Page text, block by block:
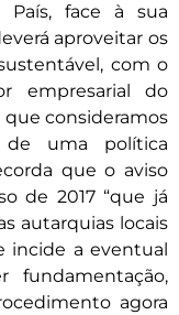
face à sua
aproveitar os
com o
empresarial do
consideramos
de uma política
que o aviso
de 2017 “que já
autarquias locais
incide a eventual
fundamentação,
agora